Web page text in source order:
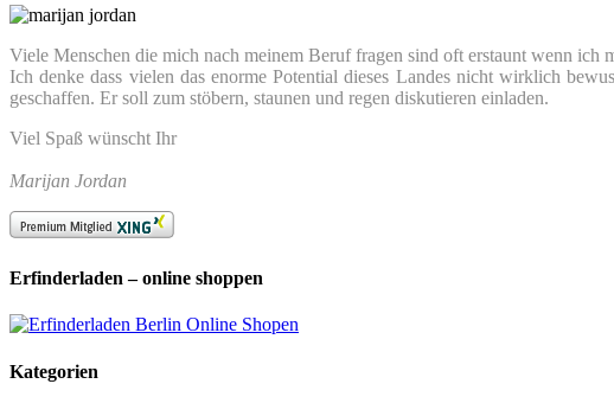
Viele Menschen die mich nach meinem Beruf fragen sind oft erstaunt wenn ich
Ich denke dass vielen das enorme Potential dieses Landes nicht wirklich
geschaffen. Er soll zum stöbern, staunen und regen diskutieren einladen.
Viel Spaß wünscht Ihr
Marijan Jordan
Erfinderladen – online shoppen
Kategorien